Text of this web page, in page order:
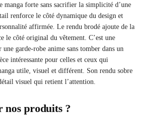
manga forte sans sacrifier la simplicité d’une
renforce le côté dynamique du design et
affirmée. Le rendu brodé ajoute de la
le côté original du vêtement. C’est une
garde-robe anime sans tomber dans un
intéressante pour celles et ceux qui
utile, visuel et différent. Son rendu sobre
visuel qui retient l’attention.
nos produits ?